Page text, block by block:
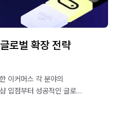
로벌 확장 전략
이커머스 각 분야의
입점부터 성공적인 글로벌